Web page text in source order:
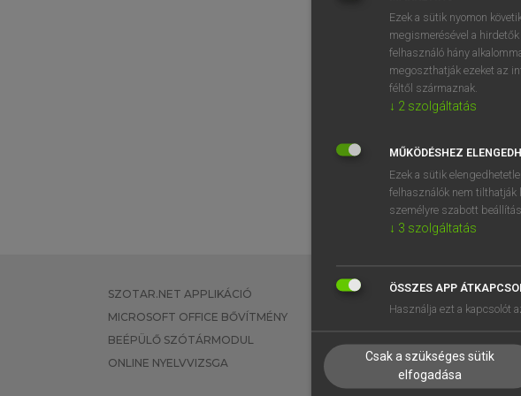
BELÉPÉS
SZOTAR.NET APPLIKÁCIÓ
MICROSOFT OFFICE BŐVÍTMÉNY
BEÉPÜLŐ SZÓTÁRMODUL
ONLINE NYELVVIZSGA
EGYÉNI FELHASZNÁLÓKNAK
TANULÓKNAK
VÁLLALATI MEGOLDÁSOK
Ezek a sütik nyomon
megismerésével a
felhasználó hány
megoszthatják ezeket az
féltől származnak.
↓ 2 szolgáltatás
MŰKÖDÉSHEZ
Ezek a sütik
felhasználók nem tilthatják
személyre szabott
↓ 3 szolgáltatás
ÖSSZES APP
Használja ezt a kapcsolót
Csak a szükséges sütik
elfogadása